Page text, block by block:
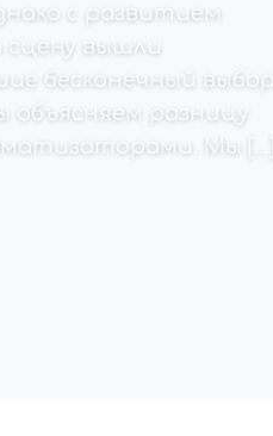
с развитием
вышли
бесконечный выбор
разницу
Мы […]